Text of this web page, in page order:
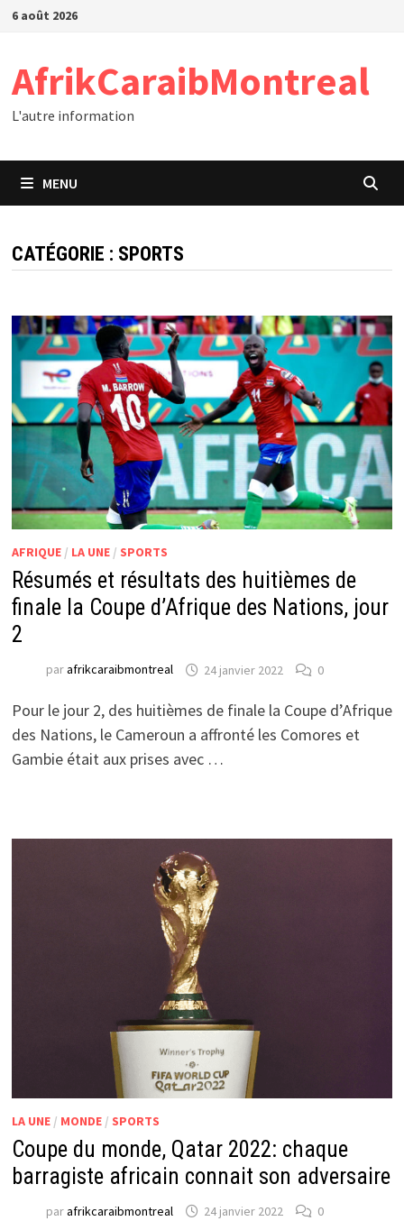
Passer
6 août 2026
AfrikCaraibMontreal
L'autre information
MENU
CATÉGORIE : SPORTS
AFRIQUE/ LA UNE/ SPORTS
Résumés et résultats des huitièmes de
finale la Coupe d’Afrique des Nations, jour
2
parafrikcaraibmontreal 24 janvier 2022 0
Pour le jour 2, des huitièmes de finale la Coupe d’Afrique
des Nations, le Cameroun a affronté les Comores et
Gambie était aux prises avec …
LA UNE/ MONDE/ SPORTS
Coupe du monde, Qatar 2022: chaque
barragiste africain connait son adversaire
parafrikcaraibmontreal 24 janvier 2022 0